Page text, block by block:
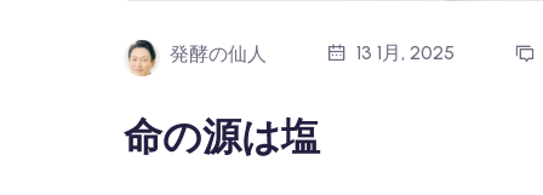
発酵の仙人 13 1月, 2025
命の源は塩